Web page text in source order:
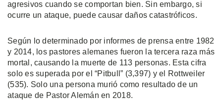
agresivos cuando se comportan bien. Sin embargo, si
ocurre un ataque, puede causar daños catastróficos.
Según lo determinado por informes de prensa entre 1982
y 2014, los pastores alemanes fueron la tercera raza más
mortal, causando la muerte de 113 personas. Esta cifra
solo es superada por el “Pitbull” (3,397) y el Rottweiler
(535). Solo una persona murió como resultado de un
ataque de Pastor Alemán en 2018.